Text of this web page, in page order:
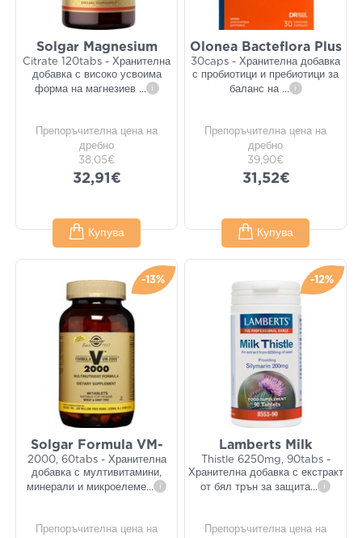
Solgar Magnesium
Citrate 120tabs - Хранителна
добавка с високо усвоима
форма на магнезиев ... i
Препоръчителна цена на
дребно
38,05€
32,91€
Купува
Olonea Bacteflora Plus
30caps - Хранителна добавка
с пробиотици и пребиотици за
баланс на ... i
Препоръчителна цена на
дребно
39,90€
31,52€
Купува
-13%
Solgar Formula VM-
2000, 60tabs - Хранителна
добавка с мултивитамини,
минерали и микроелеме... i
Препоръчителна цена на
-12%
Lamberts Milk
Thistle 6250mg, 90tabs -
Хранителна добавка с екстракт
от бял трън за защита... i
Препоръчителна цена на